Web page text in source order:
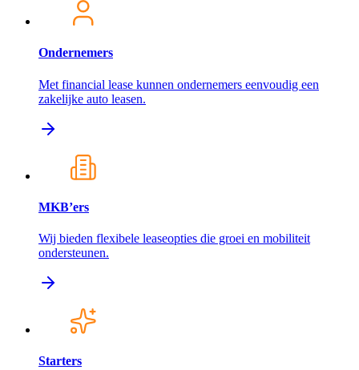
Ondernemers
Met financial lease kunnen ondernemers eenvoudig een
zakelijke auto leasen.
MKB’ers
Wij bieden flexibele leaseopties die groei en mobiliteit
ondersteunen.
Starters